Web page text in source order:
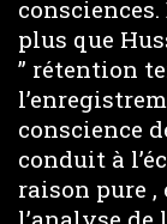
plus que
” rétention
conscience
conduit à
raison pure